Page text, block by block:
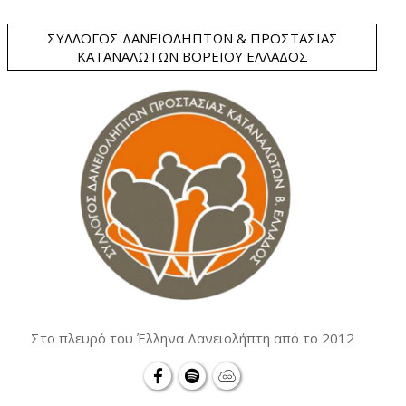
ΣΎΛΛΟΓΟΣ ΔΑΝΕΙΟΛΗΠΤΏΝ & ΠΡΟΣΤΑΣΊΑΣ
ΚΑΤΑΝΑΛΩΤΏΝ ΒΟΡΕΊΟΥ ΕΛΛΆΔΟΣ
Στο πλευρό του Έλληνα Δανειολήπτη από το 2012